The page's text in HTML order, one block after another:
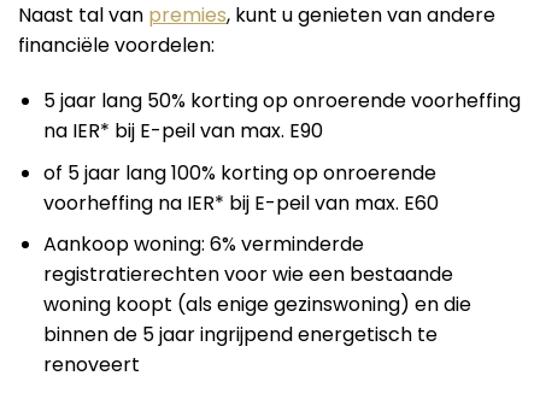
Naast tal van premies, kunt u genieten van andere
financiële voordelen:
5 jaar lang 50% korting op onroerende voorheffing
na IER* bij E-peil van max. E90
of 5 jaar lang 100% korting op onroerende
voorheffing na IER* bij E-peil van max. E60
Aankoop woning: 6% verminderde
registratierechten voor wie een bestaande
woning koopt (als enige gezinswoning) en die
binnen de 5 jaar ingrijpend energetisch te
renoveert